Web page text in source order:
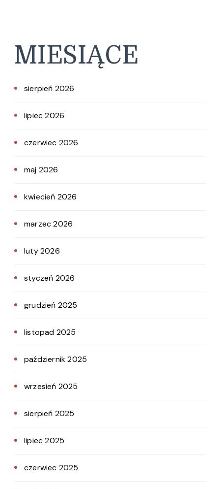
MIESIĄCE
sierpień 2026
lipiec 2026
czerwiec 2026
maj 2026
kwiecień 2026
marzec 2026
luty 2026
styczeń 2026
grudzień 2025
listopad 2025
październik 2025
wrzesień 2025
sierpień 2025
lipiec 2025
czerwiec 2025